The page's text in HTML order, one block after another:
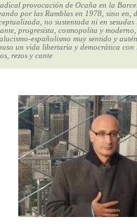
provocación de Ocaña en la
por las Ramblas en 1978, sino en,
no sustentada ni en
progresista, cosmopolita y
españolismo muy sentido y
un vida libertaria y democrática con
rezos y cante